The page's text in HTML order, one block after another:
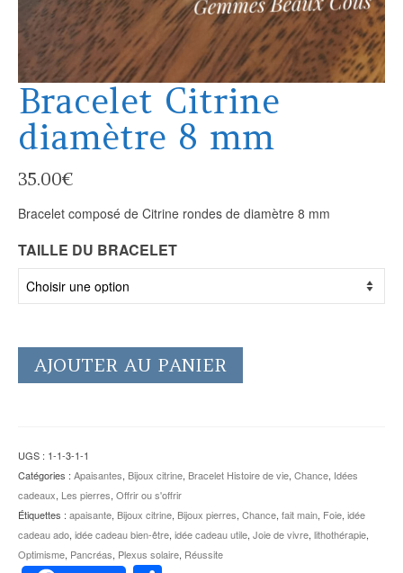
Bracelet Citrine
diamètre 8 mm
35.00€
Bracelet composé de Citrine rondes de diamètre 8 mm
TAILLE DU BRACELET
AJOUTER AU PANIER
UGS : 1-1-3-1-1
Catégories : Apaisantes, Bijoux citrine, Bracelet Histoire de vie, Chance, Idées
cadeaux, Les pierres, Offrir ou s'offrir
Étiquettes : apaisante, Bijoux citrine, Bijoux pierres, Chance, fait main, Foie, idée
cadeau ado, idée cadeau bien-être, idée cadeau utile, Joie de vivre, lithothérapie,
Optimisme, Pancréas, Plexus solaire, Réussite